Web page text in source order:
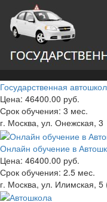
Государственная
Цена: 46400.00 руб.
Срок обучения: 3 мес.
г. Москва, ул. Онежская, 3
Онлайн обучение в
Цена: 46400.00 руб.
Срок обучения: 2.5 мес.
г. Москва, ул. Илимская, 5